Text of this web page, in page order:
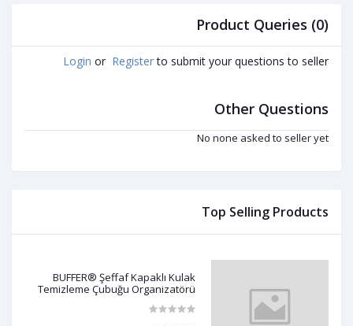
Top Selling Products
BUFFER® Şeffaf Kapaklı Kulak
Temizleme Çubuğu Organizatörü
Product Queries (0)
Login or Register to submit your questions to seller
Other Questions
No none asked to seller yet